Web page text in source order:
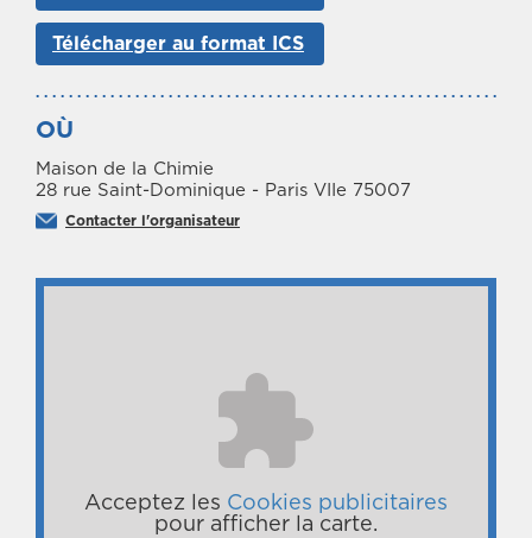
Télécharger au format ICS
OÙ
Maison de la Chimie
28 rue Saint-Dominique - Paris VIIe 75007
Contacter l'organisateur
Acceptez les Cookies publicitaires
pour afficher la carte.